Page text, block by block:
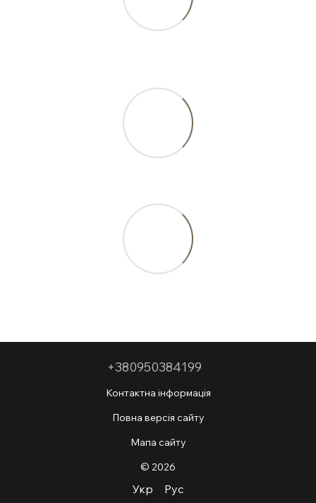
+380950384199
Контактна інформація
Повна версія сайту
Мапа сайту
© 2026
Укр Рус